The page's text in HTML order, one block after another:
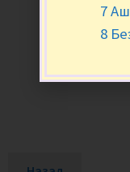
7
8